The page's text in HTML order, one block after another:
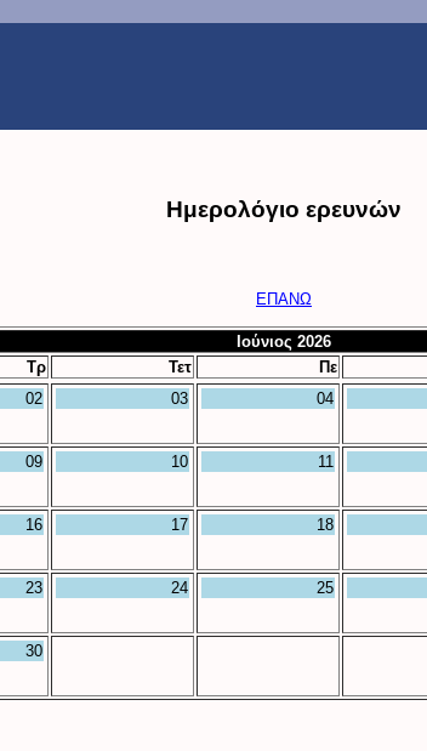
Ημερολόγιο ερευνών
ΕΠΑΝΩ
Ιούνιος 2026
Τρ Τετ Πε
02 03 04
09 10 11
16 17 18
23 24 25
30